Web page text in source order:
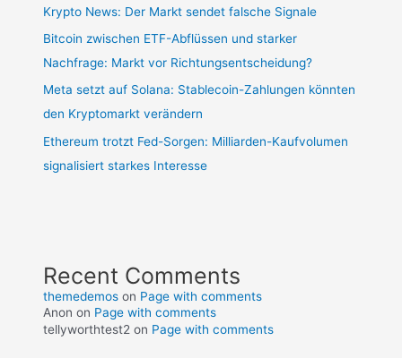
Krypto News: Der Markt sendet falsche Signale
Bitcoin zwischen ETF-Abflüssen und starker
Nachfrage: Markt vor Richtungsentscheidung?
Meta setzt auf Solana: Stablecoin-Zahlungen könnten
den Kryptomarkt verändern
Ethereum trotzt Fed-Sorgen: Milliarden-Kaufvolumen
signalisiert starkes Interesse
Recent Comments
themedemos on Page with comments
Anon on Page with comments
tellyworthtest2 on Page with comments